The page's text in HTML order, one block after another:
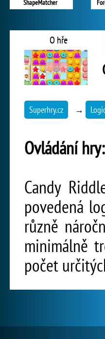
ShapeMatcher
O hře
Superhry.cz →
Ovládání hry:
Candy
povedená
různě
minimálně
počet